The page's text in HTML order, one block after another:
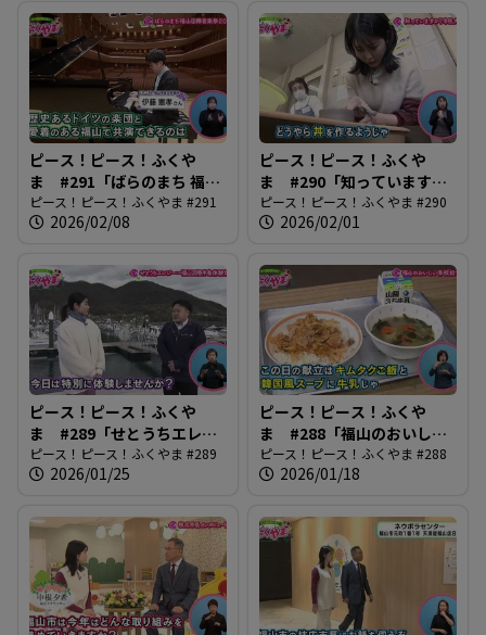
ピース！ピース！ふくや
ま #291「ばらのまち 福山
国際音楽祭2026」
ピース！ピース！ふくやま #291
2026/02/08
ピース！ピース！ふくや
ま #290「知っています
か？市民大学」
ピース！ピース！ふくやま #290
2026/02/01
ピース！ピース！ふくや
ま #289「せとうちエレジ
ー〜ふくやま沼隈半島体験
博〜」
ピース！ピース！ふくやま #289
2026/01/25
ピース！ピース！ふくや
ま #288「福山のおいしい
学校給食！」
ピース！ピース！ふくやま #288
2026/01/18